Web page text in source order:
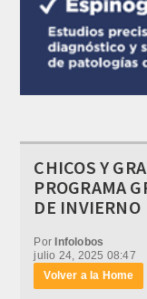
CHICOS Y
PROGRAMA
DE INVIERNO
PorInfolobos
julio 24, 2025 08:47
Volver a la Home